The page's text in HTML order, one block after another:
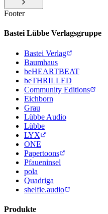
Footer
Bastei Lübbe Verlagsgruppe
Bastei Verlag
Baumhaus
beHEARTBEAT
beTHRILLED
Community Editions
Eichborn
Grau
Lübbe Audio
Lübbe
LYX
ONE
Papertoons
Pfaueninsel
pola
Quadriga
shelfie.audio
Produkte